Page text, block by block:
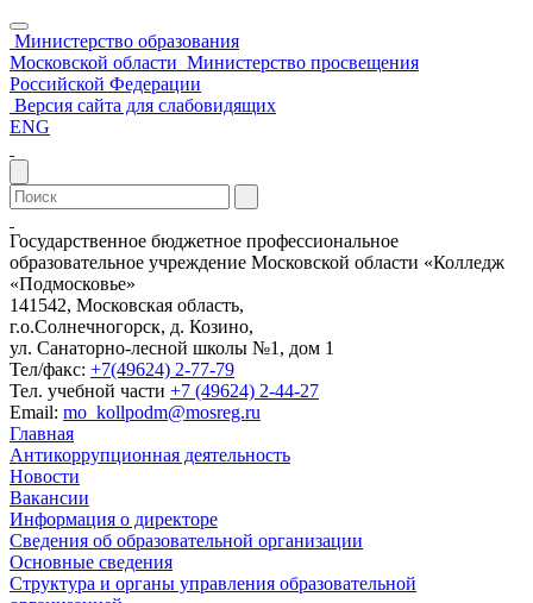
Министерство образования
Московской области Министерство просвещения
Российской Федерации
Версия сайта для слабовидящих
ENG
Государственное бюджетное профессиональное
образовательное учреждение Московской области «Колледж
«Подмосковье»
141542, Московская область,
г.о.Солнечногорск, д. Козино,
ул. Санаторно-лесной школы №1, дом 1
Тел/факс: +7(49624) 2-77-79
Тел. учебной части +7 (49624) 2-44-27
Email: mo_kollpodm@mosreg.ru
Главная
Антикоррупционная деятельность
Новости
Вакансии
Информация о директоре
Сведения об образовательной организации
Основные сведения
Структура и органы управления образовательной